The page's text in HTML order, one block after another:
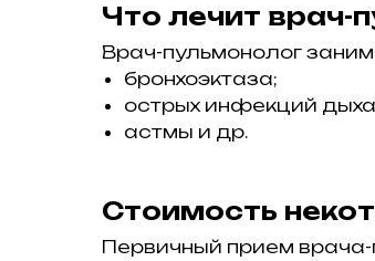
Что лечит врач-
Врач-пульмонолог
бронхоэктаза;
острых инфекций
астмы и др.
Стоимость
Первичный прием врача-